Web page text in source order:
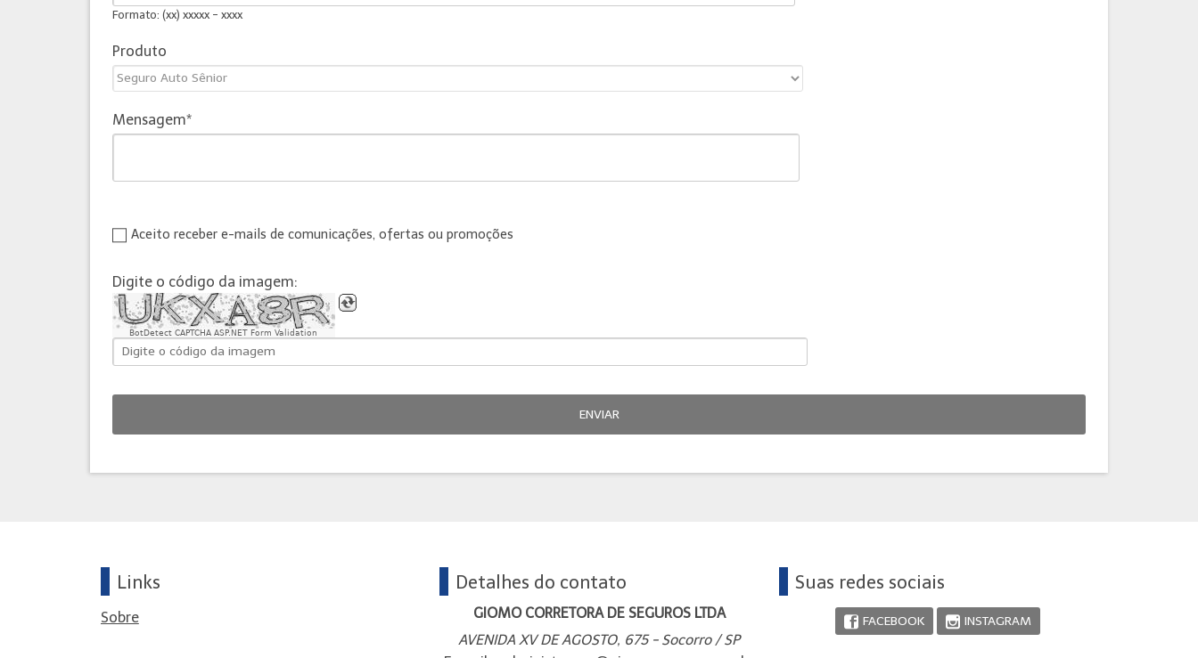
Formato: (xx) xxxxx - xxxx
Produto
Mensagem
Aceito receber e-mails de comunicações, ofertas ou promoções
Digite o código da imagem:
BotDetect CAPTCHA ASP.NET Form Validation
ENVIAR
Links
Sobre
Detalhes do contato
GIOMO CORRETORA DE SEGUROS LTDA
AVENIDA XV DE AGOSTO, 675 - Socorro / SP
Suas redes sociais
FACEBOOK INSTAGRAM